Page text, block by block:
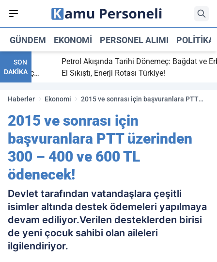
GÜNDEM EKONOMI PERSONEL ALIMI POLITIKA
SON
DAKİKA
maç
Petrol Akışında Tarihi Dönemeç: Bağdat ve Erbil
El Sıkıştı, Enerji Rotası Türkiye!
Haberler Ekonomi
2015 ve sonrası için başvuranlara PTT
2015 ve sonrası için
başvuranlara PTT üzerinden
300 – 400 ve 600 TL
ödenecek!
Devlet tarafından vatandaşlara çeşitli
isimler altında destek ödemeleri yapılmaya
devam ediliyor.Verilen desteklerden birisi
de yeni çocuk sahibi olan aileleri
ilgilendiriyor.